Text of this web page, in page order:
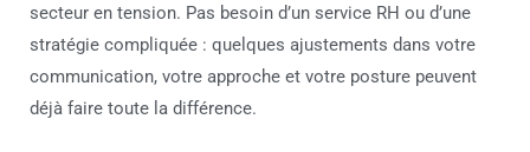
secteur en tension. Pas besoin d’un service RH ou d’une
stratégie compliquée : quelques ajustements dans votre
communication, votre approche et votre posture peuvent
déjà faire toute la différence.